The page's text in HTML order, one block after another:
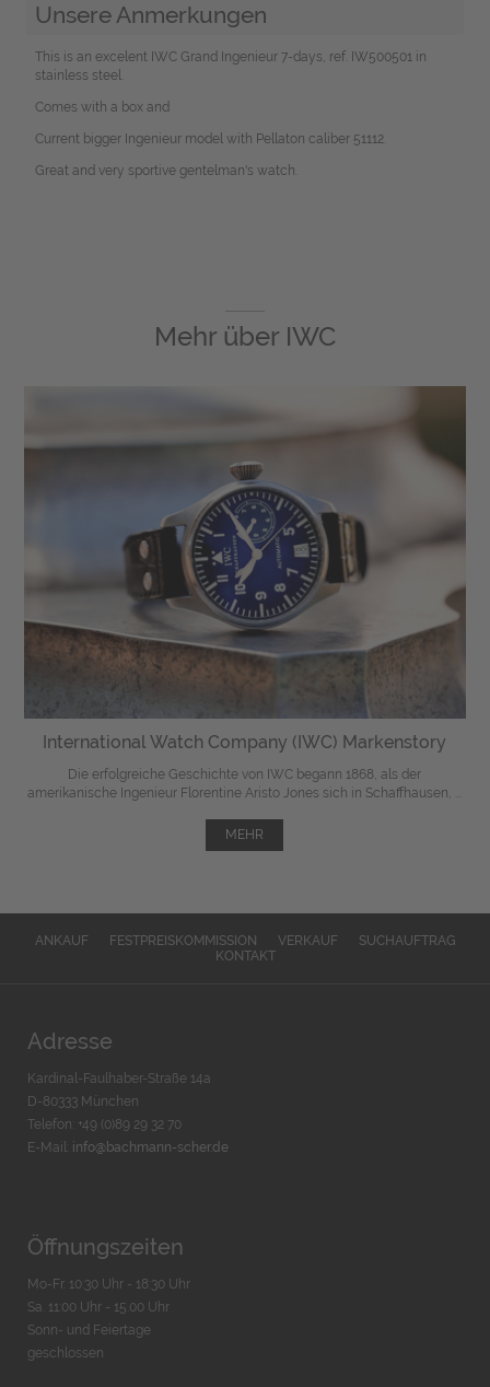
Unsere Anmerkungen
This is an excelent IWC Grand Ingenieur 7-days, ref. IW500501 in
stainless steel.
Comes with a box and
Current bigger Ingenieur model with Pellaton caliber 51112.
Great and very sportive gentelman's watch.
Mehr über IWC
International Watch Company (IWC) Markenstory
Die erfolgreiche Geschichte von IWC begann 1868, als der
amerikanische Ingenieur Florentine Aristo Jones sich in Schaffhausen, ...
MEHR
ANKAUF FESTPREISKOMMISSION VERKAUF
SUCHAUFTRAG
KONTAKT
Adresse
Kardinal-Faulhaber-Straße 14a
D-80333 München
Telefon: +49 (0)89 29 32 70
E-Mail: info@bachmann-scher.de
Öffnungszeiten
Mo-Fr. 10:30 Uhr - 18:30 Uhr
Sa. 11:00 Uhr - 15.00 Uhr
Sonn- und Feiertage
geschlossen